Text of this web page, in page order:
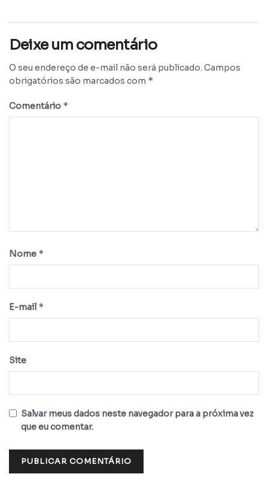
Deixe um comentário
O seu endereço de e-mail não será publicado. Campos
obrigatórios são marcados com *
Comentário *
Nome *
E-mail *
Site
Salvar meus dados neste navegador para a próxima vez
que eu comentar.